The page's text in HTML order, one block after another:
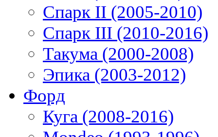
Спарк II (2005-2010)
Спарк III (2010-2016)
Такума (2000-2008)
Эпика (2003-2012)
Форд
Куга (2008-2016)